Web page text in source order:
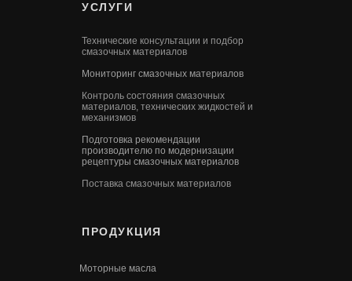
УСЛУГИ
Технические консультации и подбор
смазочных материалов
Мониторинг смазочных материалов
Контроль состояния смазочных
материалов, технических жидкостей и
механизмов
Подготовка рекомендации
производителю по модернизации
рецептуры смазочных материалов
Поставка смазочных материалов
ПРОДУКЦИЯ
Моторные масла